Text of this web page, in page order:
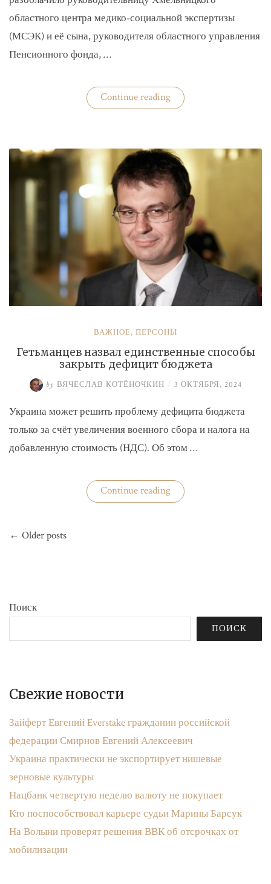
областного центра медико-социальной экспертизы
(МСЭК) и её сына, руководителя областного управления
Пенсионного фонда, …
Continue reading«В
Хмельницком
сын
зарабатывали
на
уклонистах»
ВАЖНОЕ, ПЕРСОНЫ
Гетьманцев назвал единственные способы
закрыть дефицит бюджета
by ВЯЧЕСЛАВ КОТЁНОЧКИН / 3 ОКТЯБРЯ, 2024
Украина может решить проблему дефицита бюджета
только за счёт увеличения военного сбора и налога на
добавленную стоимость (НДС). Об этом …
Continue reading«Гетьманцев
назвал
по
← Older posts
Поиск
ПОИСК
Свежие новости
Зайферт Евгений Everstake гражданин российской
федерации Смирнов Евгений Алексеевич
Украина практически не экспортирует нишевые
зерновые культуры
Нацбанк четвертую неделю валюту не покупает
Кто поспособствовал карьере судьи Марины Барсук
На Волыни проверят решения ВВК об отсрочках от
мобилизации